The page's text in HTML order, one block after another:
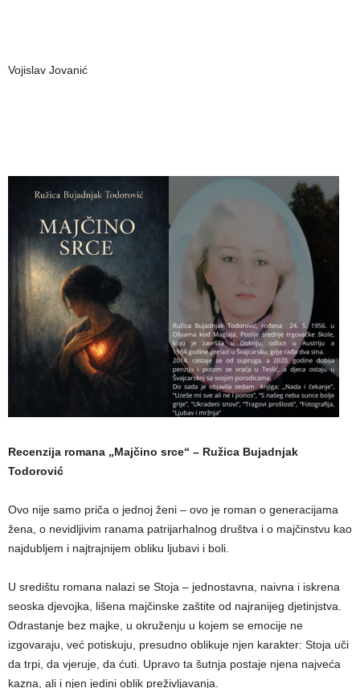
Vojislav Jovanić
Recenzija romana „Majčino srce“ – Ružica Bujadnjak
Todorović
Ovo nije samo priča o jednoj ženi – ovo je roman o generacijama
žena, o nevidljivim ranama patrijarhalnog društva i o majčinstvu kao
najdubljem i najtrajnijem obliku ljubavi i boli.
U središtu romana nalazi se Stoja – jednostavna, naivna i iskrena
seoska djevojka, lišena majčinske zaštite od najranijeg djetinjstva.
Odrastanje bez majke, u okruženju u kojem se emocije ne
izgovaraju, već potiskuju, presudno oblikuje njen karakter: Stoja uči
da trpi, da vjeruje, da ćuti. Upravo ta šutnja postaje njena najveća
kazna, ali i njen jedini oblik preživljavanja.